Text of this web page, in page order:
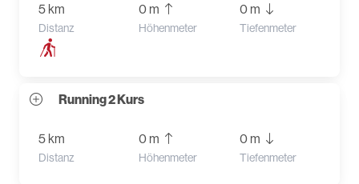
5 km
Distanz
0 m
Höhenmeter
0 m
Tiefenmeter
Running 2 Kurs
5 km
Distanz
0 m
Höhenmeter
0 m
Tiefenmeter